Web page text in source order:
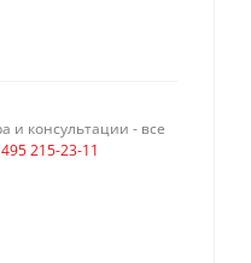
и консультации - все
215-23-11